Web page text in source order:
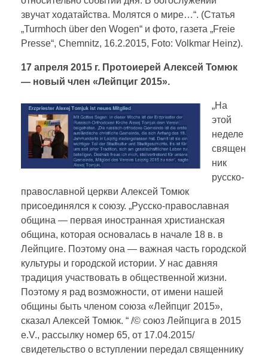
звучат ходатайства. Молятся о мире…“. (Статья
„Turmhoch über den Wogen“ и фото, газета „Freie
Presse“, Chemnitz, 16.2.2015, Foto: Volkmar Heinz).
17 апреля 2015 г. Протоиерей Алексей Томюк
— новый член «Лейпциг 2015».
„На
этой
неделе
священ
ник
русско-
православной церкви Алексей Томюк
присоединялся к союзу. „Русско-православная
община — первая иностранная христианская
община, которая основалась в начале 18 в. в
Лейпциге. Поэтому она — важная часть городской
культуры и городской истории. У нас давняя
традиция участвовать в общественной жизни.
Поэтому я рад возможности, от имени нашей
общины быть членом союза «Лейпциг 2015»,
сказал Алексей Томюк. “ /© союз Лейпцига в 2015
e.V., рассылку номер 65, от 17.04.2015/
свидетельство о вступлении передал священнику